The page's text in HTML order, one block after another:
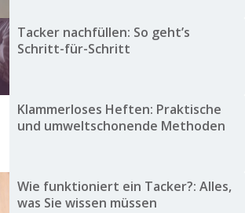
Tacker nachfüllen: So geht’s
Schritt-für-Schritt
Klammerloses Heften: Praktische
und umweltschonende Methoden
Wie funktioniert ein Tacker?: Alles,
was Sie wissen müssen